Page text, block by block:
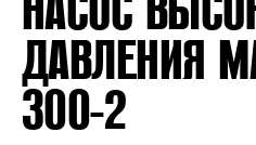
ДАВЛЕНИЯ
300-2